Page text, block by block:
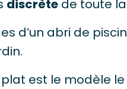
discrète de toute
d’un abri de
plat est le modèle